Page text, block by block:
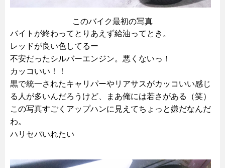
このバイク最初の写真
バイトが終わってとりあえず給油ってとき。
レッドが良い色してるー
不安だったシルバーエンジン。悪くないっ！
カッコいい！！
黒で統一されたキャリパーやリアサスがカッコいい感じ
る人が多いんだろうけど、まあ俺には若さがある（笑）
この写真すごくアップハンに見えてちょっと嫌だなんだ
わ。
ハリセパいれたい